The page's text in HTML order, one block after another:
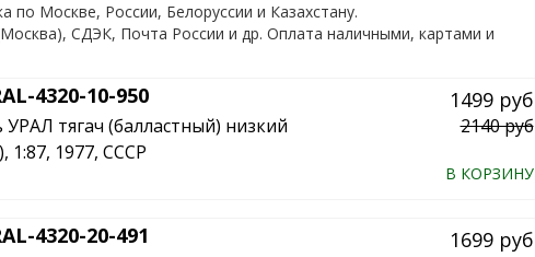
Москве, России, Белоруссии и Казахстану.
СДЭК, Почта России и др. Оплата наличными, картами и
4320-10-950
тягач (балластный) низкий
1:87, 1977, СССР
1499 руб
2140 руб
В КОРЗИНУ
4320-20-491 1699 руб